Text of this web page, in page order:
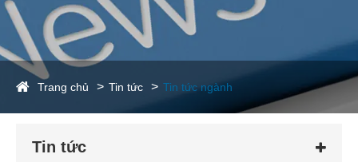
Trang chủ Tin tức Tin tức ngành
Tin tức